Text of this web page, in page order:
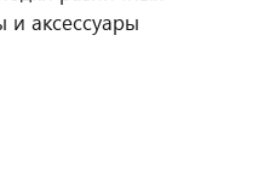
аксессуары